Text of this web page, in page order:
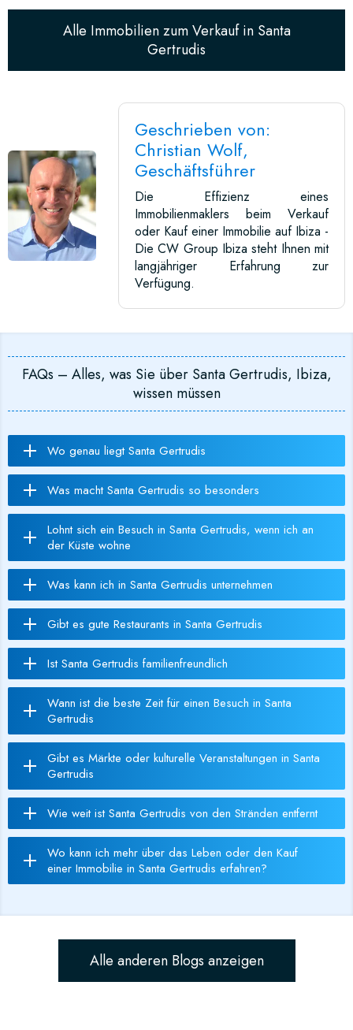
Alle Immobilien zum Verkauf in Santa
Gertrudis
Geschrieben von:
Christian Wolf,
Geschäftsführer
Die Effizienz eines
Immobilienmaklers beim Verkauf
oder Kauf einer Immobilie auf Ibiza -
Die CW Group Ibiza steht Ihnen mit
langjähriger Erfahrung zur
Verfügung.
FAQs – Alles, was Sie über Santa Gertrudis, Ibiza,
wissen müssen
Wo genau liegt Santa Gertrudis
Was macht Santa Gertrudis so besonders
Lohnt sich ein Besuch in Santa Gertrudis, wenn ich an
der Küste wohne
Was kann ich in Santa Gertrudis unternehmen
Gibt es gute Restaurants in Santa Gertrudis
Ist Santa Gertrudis familienfreundlich
Wann ist die beste Zeit für einen Besuch in Santa
Gertrudis
Gibt es Märkte oder kulturelle Veranstaltungen in Santa
Gertrudis
Wie weit ist Santa Gertrudis von den Stränden entfernt
Wo kann ich mehr über das Leben oder den Kauf
einer Immobilie in Santa Gertrudis erfahren?
Alle anderen Blogs anzeigen